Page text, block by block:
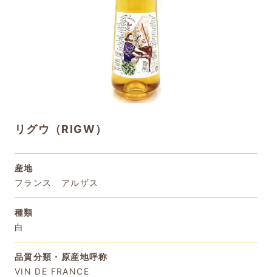
リグウ（RIGW）
産地
フランス アルザス
種類
白
品質分類・原産地呼称
VIN DE FRANCE